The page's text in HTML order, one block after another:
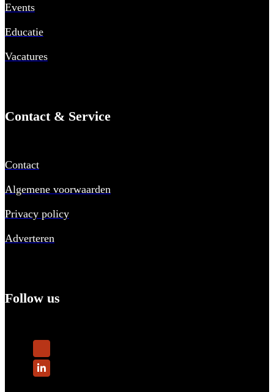
Events
Educatie
Vacatures
Contact & Service
Contact
Algemene voorwaarden
Privacy policy
Adverteren
Follow us